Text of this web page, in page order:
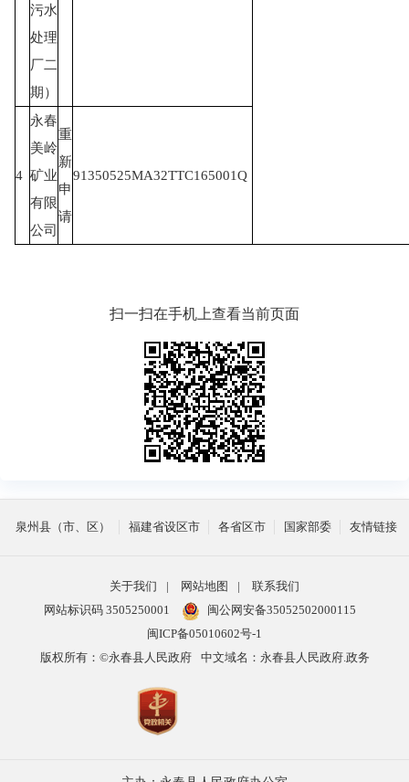
污水
处理
厂二
期）
4
永春
美岭
矿业
有限
公司
重
新
申
请
91350525MA32TTC165001Q
扫一扫在手机上查看当前页面
泉州县（市、区） 福建省设区市 各省区市 国家部委 友情链接
关于我们 | 网站地图 |
联系我们
网站标识码 3505250001
闽公网安备35052502000115
闽ICP备05010602号-1
版权所有：©永春县人民政府
中文域名：永春县人民政府.政务